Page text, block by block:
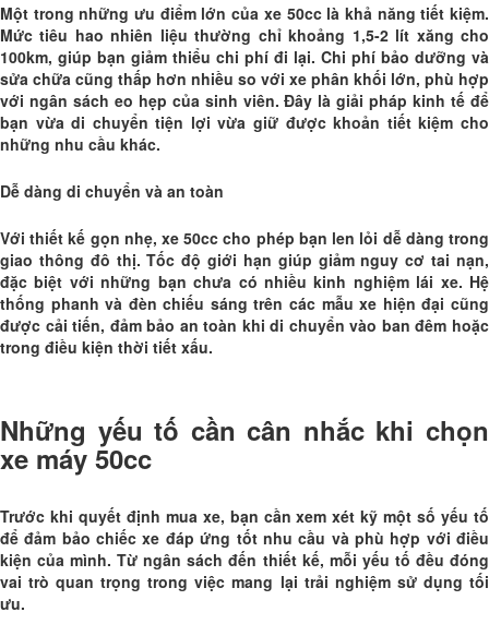
Một trong những ưu điểm lớn của xe 50cc là khả năng tiết kiệm.
Mức tiêu hao nhiên liệu thường chỉ khoảng 1,5-2 lít xăng cho
100km, giúp bạn giảm thiểu chi phí đi lại. Chi phí bảo dưỡng và
sửa chữa cũng thấp hơn nhiều so với xe phân khối lớn, phù hợp
với ngân sách eo hẹp của sinh viên. Đây là giải pháp kinh tế để
bạn vừa di chuyển tiện lợi vừa giữ được khoản tiết kiệm cho
những nhu cầu khác.
Dễ dàng di chuyển và an toàn
Với thiết kế gọn nhẹ, xe 50cc cho phép bạn len lỏi dễ dàng trong
giao thông đô thị. Tốc độ giới hạn giúp giảm nguy cơ tai nạn,
đặc biệt với những bạn chưa có nhiều kinh nghiệm lái xe. Hệ
thống phanh và đèn chiếu sáng trên các mẫu xe hiện đại cũng
được cải tiến, đảm bảo an toàn khi di chuyển vào ban đêm hoặc
trong điều kiện thời tiết xấu.
Những yếu tố cần cân nhắc khi chọn
xe máy 50cc
Trước khi quyết định mua xe, bạn cần xem xét kỹ một số yếu tố
để đảm bảo chiếc xe đáp ứng tốt nhu cầu và phù hợp với điều
kiện của mình. Từ ngân sách đến thiết kế, mỗi yếu tố đều đóng
vai trò quan trọng trong việc mang lại trải nghiệm sử dụng tối
ưu.